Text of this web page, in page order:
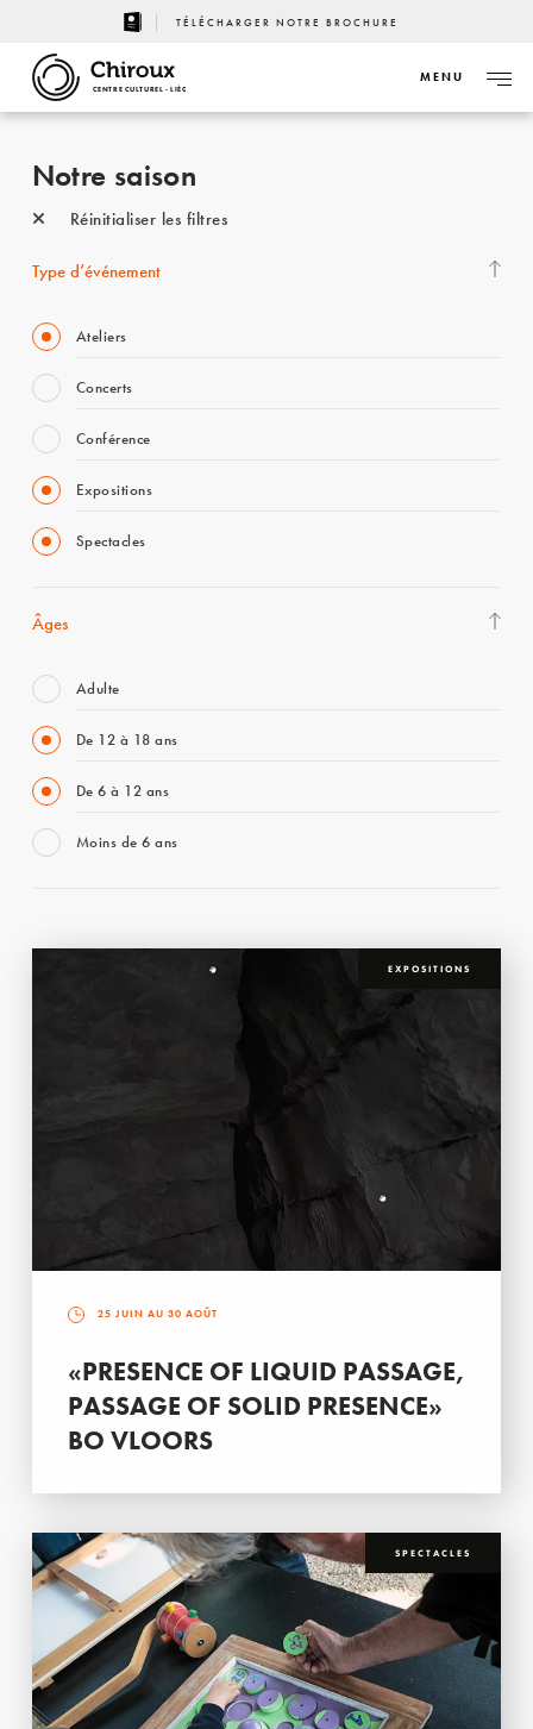
TÉLÉCHARGER NOTRE BROCHURE
CENTRE CULTUREL - LIÈGE
MENU
Notre saison
Réinitialiser les filtres
Type d’événement
Ateliers
Concerts
Conférence
Expositions
Spectacles
Âges
Adulte
De 12 à 18 ans
De 6 à 12 ans
Moins de 6 ans
EXPOSITIONS
25 JUIN AU 30 AOÛT
«PRESENCE OF LIQUID PASSAGE,
PASSAGE OF SOLID PRESENCE»
BO VLOORS
SPECTACLES